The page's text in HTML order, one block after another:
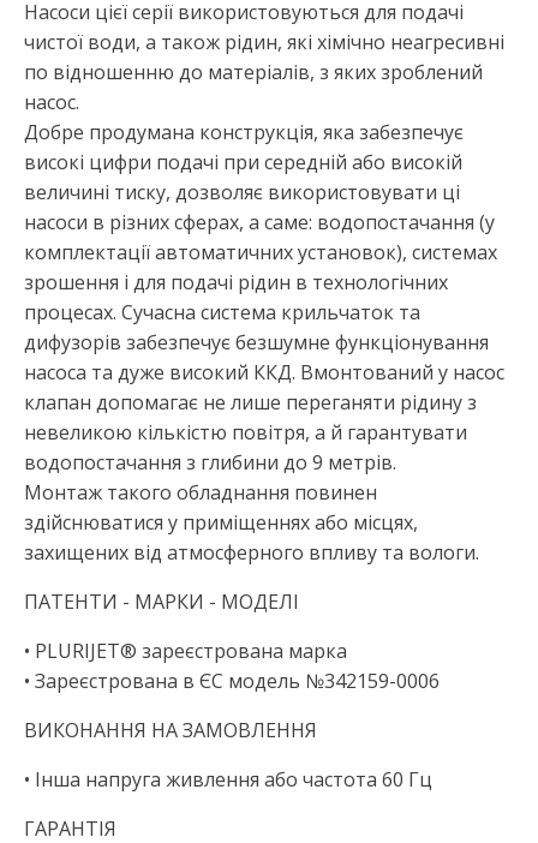
Насоси цієї серії використовуються для подачі
чистої води, а також рідин, які хімічно неагресивні
по відношенню до матеріалів, з яких зроблений
насос.
Добре продумана конструкція, яка забезпечує
високі цифри подачі при середній або високій
величині тиску, дозволяє використовувати ці
насоси в різних сферах, а саме: водопостачання (у
комплектації автоматичних установок), системах
зрошення і для подачі рідин в технологічних
процесах. Сучасна система крильчаток та
дифузорів забезпечує безшумне функціонування
насоса та дуже високий ККД. Вмонтований у насос
клапан допомагає не лише переганяти рідину з
невеликою кількістю повітря, а й гарантувати
водопостачання з глибини до 9 метрів.
Монтаж такого обладнання повинен
здійснюватися у приміщеннях або місцях,
захищених від атмосферного впливу та вологи.
ПАТЕНТИ - МАРКИ - МОДЕЛІ
• PLURIJET® зареєстрована марка
• Зареєстрована в ЄС модель №342159-0006
ВИКОНАННЯ НА ЗАМОВЛЕННЯ
• Інша напруга живлення або частота 60 Гц
ГАРАНТІЯ